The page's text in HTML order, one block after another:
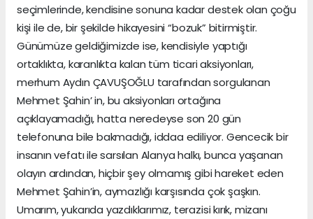
seçimlerinde, kendisine sonuna kadar destek olan çoğu
kişi ile de, bir şekilde hikayesini “bozuk” bitirmiştir.
Günümüze geldiğimizde ise, kendisiyle yaptığı
ortaklıkta, karanlıkta kalan tüm ticari aksiyonları,
merhum Aydın ÇAVUŞOĞLU tarafından sorgulanan
Mehmet Şahin’ in, bu aksiyonları ortağına
açıklayamadığı, hatta neredeyse son 20 gün
telefonuna bile bakmadığı, iddaa ediliyor. Gencecik bir
insanın vefatı ile sarsılan Alanya halkı, bunca yaşanan
olayın ardından, hiçbir şey olmamış gibi hareket eden
Mehmet Şahin’in, aymazlığı karşısında çok şaşkın.
Umarım, yukarıda yazdıklarımız, terazisi kırık, mizanı